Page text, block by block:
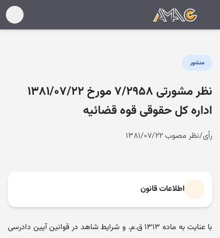
منشور
نظر مشورتی ۷/۲۹۵۸ مورخ ۱۳۸۱/۰۷/۲۲
اداره کل حقوقی قوه قضائیه
رأی/نظر مصوب ۱۳۸۱/۰۷/۲۲
اطلاعات قانون
با عنایت به ماده ۱۳۱۳ ق.م. و شرایط شاهد در قوانین آیین دادرسی